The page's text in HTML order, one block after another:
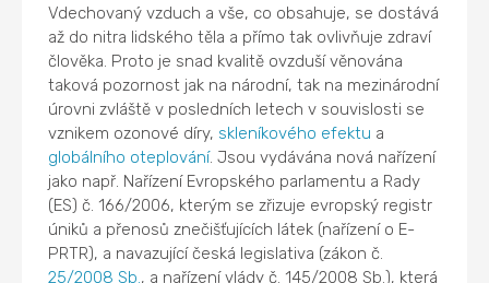
Vdechovaný vzduch a vše, co obsahuje, se dostává
až do nitra lidského těla a přímo tak ovlivňuje zdraví
člověka. Proto je snad kvalitě ovzduší věnována
taková pozornost jak na národní, tak na mezinárodní
úrovni zvláště v posledních letech v souvislosti se
vznikem ozonové díry, skleníkového efektu a
globálního oteplování. Jsou vydávána nová nařízení
jako např. Nařízení Evropského parlamentu a Rady
(ES) č. 166/2006, kterým se zřizuje evropský registr
úniků a přenosů znečišťujících látek (nařízení o E-
PRTR), a navazující česká legislativa (zákon č.
25/2008 Sb., a nařízení vlády č. 145/2008 Sb.), která